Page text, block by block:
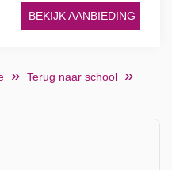
BEKIJK AANBIEDING
Terug naar school